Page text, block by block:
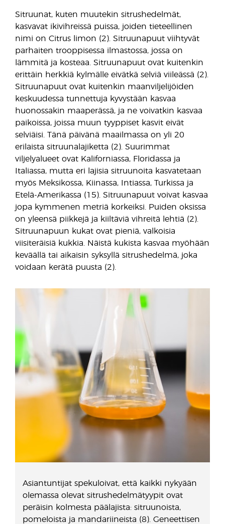
Sitruunat, kuten muutekin sitrushedelmät,
kasvavat ikivihreissä puissa, joiden tieteellinen
nimi on Citrus limon (2). Sitruunapuut viihtyvät
parhaiten trooppisessa ilmastossa, jossa on
lämmitä ja kosteaa. Sitruunapuut ovat kuitenkin
erittäin herkkiä kylmälle eivätkä selviä viileässä (2).
Sitruunapuut ovat kuitenkin maanviljelijöiden
keskuudessa tunnettuja kyvystään kasvaa
huonossakin maaperässä, ja ne voivatkin kasvaa
paikoissa, joissa muun tyyppiset kasvit eivät
selviäisi. Tänä päivänä maailmassa on yli 20
erilaista sitruunalajiketta (2). Suurimmat
viljelyalueet ovat Kaliforniassa, Floridassa ja
Italiassa, mutta eri lajisia sitruunoita kasvatetaan
myös Meksikossa, Kiinassa, Intiassa, Turkissa ja
Etelä-Amerikassa (15). Sitruunapuut voivat kasvaa
jopa kymmenen metriä korkeiksi. Puiden oksissa
on yleensä piikkejä ja kiiltäviä vihreitä lehtiä (2).
Sitruunapuun kukat ovat pieniä, valkoisia
viisiteräisiä kukkia. Näistä kukista kasvaa myöhään
keväällä tai aikaisin syksyllä sitrushedelmä, joka
voidaan kerätä puusta (2).
Asiantuntijat spekuloivat, että kaikki nykyään
olemassa olevat sitrushedelmätyypit ovat
peräisin kolmesta päälajista: sitruunoista,
pomeloista ja mandariineista (8). Geneettisen